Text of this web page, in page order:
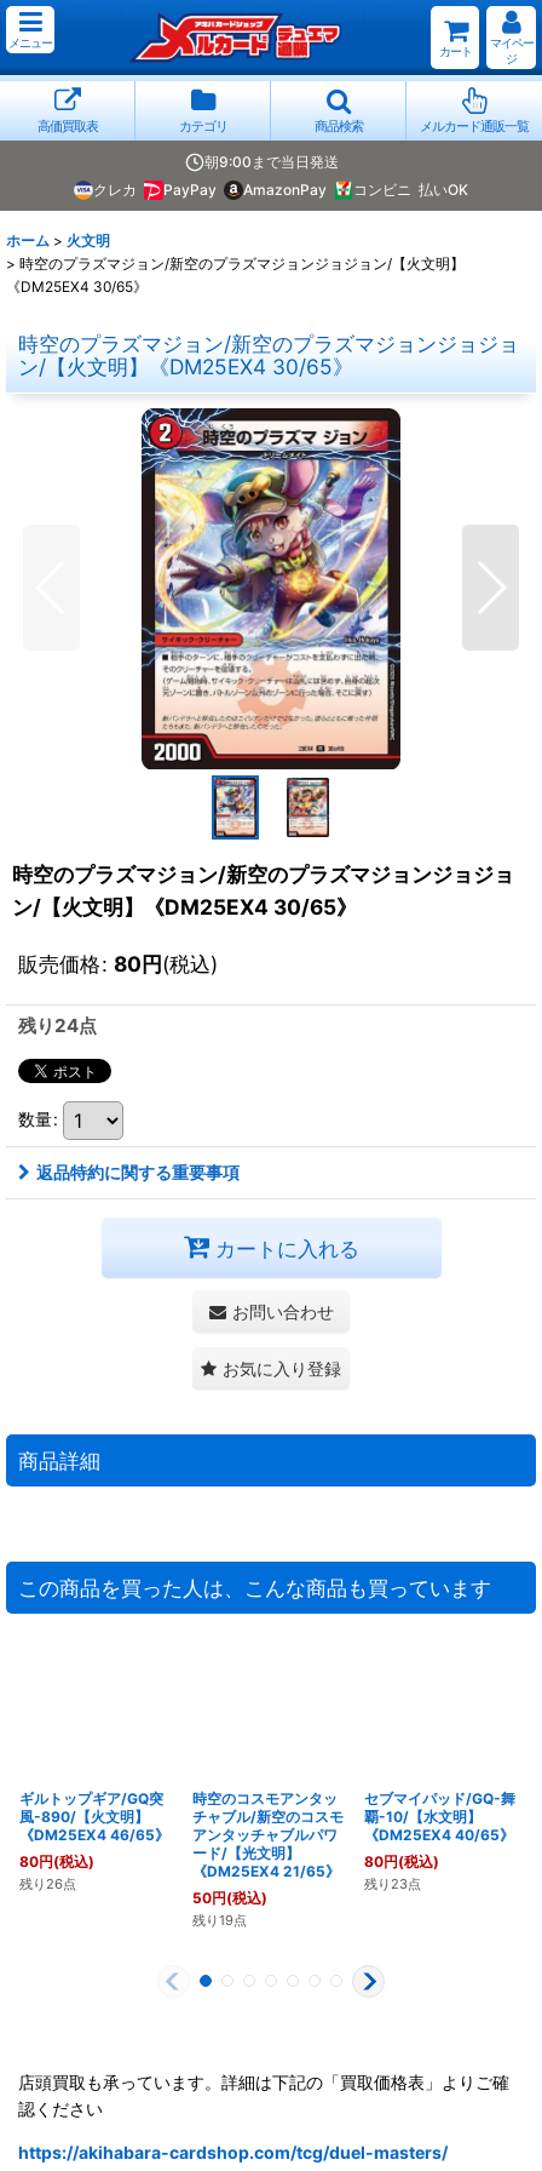
メニュー
カート
マイペー
ジ
高価買取表 カテゴリ 商品検索 メルカード通販一覧
朝9:00まで当日発送
クレカ
PayPay AmazonPay コンビニ 払いOK
ホーム > 火文明
> 時空のプラズマジョン/新空のプラズマジョンジョジョン/【火文明】
《DM25EX4 30/65》
時空のプラズマジョン/新空のプラズマジョンジョジョ
ン/【火文明】《DM25EX4 30/65》
時空のプラズマジョン/新空のプラズマジョンジョジョ
ン/【火文明】《DM25EX4 30/65》
販売価格: 80円(税込)
残り24点
数量:
返品特約に関する重要事項
カートに入れる
お問い合わせ
お気に入り登録
商品詳細
この商品を買った人は、こんな商品も買っています
ギルトップギア/GQ突
風-890/【火文明】
《DM25EX4 46/65》
80円(税込)
残り26点
時空のコスモアンタッ
チャブル/新空のコスモ
アンタッチャブルパワ
ード/【光文明】
《DM25EX4 21/65》
50円(税込)
残り19点
セブマイパッド/GQ-舞
覇-10/【水文明】
《DM25EX4 40/65》
80円(税込)
残り23点
店頭買取も承っています。詳細は下記の「買取価格表」よりご確
認ください
https://akihabara-cardshop.com/tcg/duel-masters/